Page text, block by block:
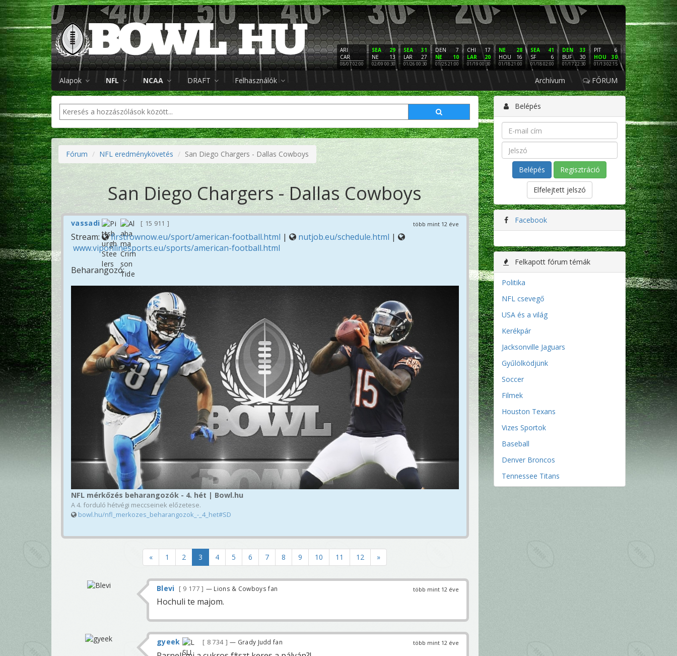
ARI
CAR
08/07 02:00
29
SEA
13
NE
02/09 00:30
31
SEA
27
LAR
01/26 00:30
7
DEN
10
NE
01/25 21:00
17
CHI
20
LAR
01/19 00:30
28
NE
16
HOU
01/18 21:00
41
SEA
6
SF
01/18 02:00
33
DEN
30
BUF
01/17 22:30
6
PIT
30
HOU
01/13 02:15
16
NE
3
LAC
01/12 02:00
PHI
SF
01/11
Alapok NFL NCAA DRAFT Felhasználók Archívum FÓRUM
Fórum NFL eredménykövetés San Diego Chargers - Dallas Cowboys
San Diego Chargers - Dallas Cowboys
több mint 12 éve
vassadi 15 911
Stream: firstrownow.eu/sport/american-football.html | nutjob.eu/schedule.html |
www.viponlinesports.eu/sports/american-football.html
Beharangozó:
NFL mérkőzés beharangozók - 4. hét | Bowl.hu
A 4. forduló hétvégi meccseinek előzetese.
bowl.hu/nfl_merkozes_beharangozok_-_4_het#SD
« 1 2 3 4 5 6 7 8 9 10 11 12 »
több mint 12 éve
Blevi 9 177 — Lions & Cowboys fan
Hochuli te majom.
több mint 12 éve
gyeek 8 734 — Grady Judd fan
Belépés
Regisztráció
Elfelejtett jelszó
Facebook
Felkapott fórum témák
Politika
NFL csevegő
USA és a világ
Kerékpár
Jacksonville Jaguars
Gyűlölködjünk
Soccer
Filmek
Houston Texans
Vizes Sportok
Baseball
Denver Broncos
Tennessee Titans